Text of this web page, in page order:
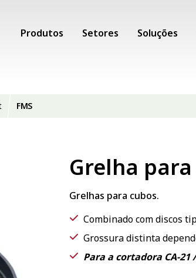
Produtos Setores Soluções
FMS
Grelha para
Grelhas para cubos.
Combinado com discos
Grossura distinta
Para a cortadora CA-21